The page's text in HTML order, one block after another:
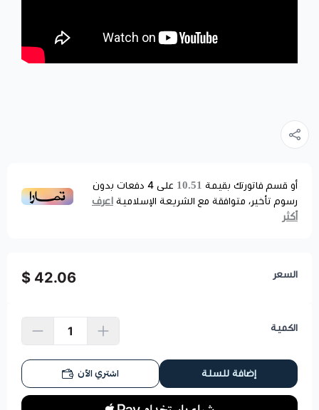
أو قسم فاتورتك بقيمة 10.51 على 4 دفعات بدون
رسوم تأخير، متوافقة مع الشريعة الإسلامية اعرف
أكثر
السعر 42.06 $
الكمية
إضافة للسلة اشتري الآن